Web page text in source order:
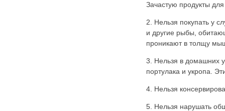
Зачастую продукты
2. Нельзя покупать у
и другие рыбы,
проникают в толщу
3. Нельзя в домашних
портулака и укропа.
4. Нельзя
5. Нельзя нарушать